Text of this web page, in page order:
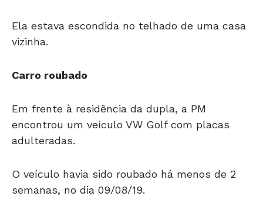
Ela estava escondida no telhado de uma casa
vizinha.
Carro roubado
Em frente à residência da dupla, a PM
encontrou um veículo VW Golf com placas
adulteradas.
O veículo havia sido roubado há menos de 2
semanas, no dia 09/08/19.